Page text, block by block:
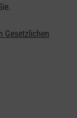
Gesetzlichen